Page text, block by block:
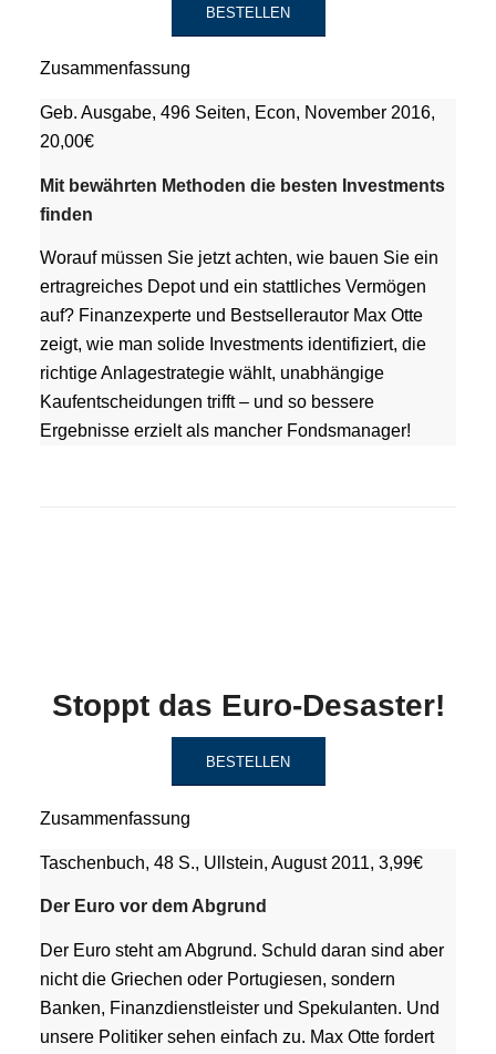
BESTELLEN
Zusammenfassung
Geb. Ausgabe, 496 Seiten, Econ, November 2016,
20,00€
Mit bewährten Methoden die besten Investments
finden
Worauf müssen Sie jetzt achten, wie bauen Sie ein
ertragreiches Depot und ein stattliches Vermögen
auf? Finanzexperte und Bestsellerautor Max Otte
zeigt, wie man solide Investments identifiziert, die
richtige Anlagestrategie wählt, unabhängige
Kaufentscheidungen trifft – und so bessere
Ergebnisse erzielt als mancher Fondsmanager!
Stoppt das Euro-Desaster!
BESTELLEN
Zusammenfassung
Taschenbuch, 48 S., Ullstein, August 2011, 3,99€
Der Euro vor dem Abgrund
Der Euro steht am Abgrund. Schuld daran sind aber
nicht die Griechen oder Portugiesen, sondern
Banken, Finanzdienstleister und Spekulanten. Und
unsere Politiker sehen einfach zu. Max Otte fordert